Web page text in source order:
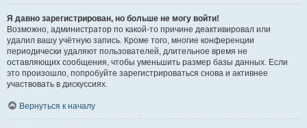
Я давно зарегистрирован, но больше не могу войти!
Возможно, администратор по какой-то причине деактивировал или
удалил вашу учётную запись. Кроме того, многие конференции
периодически удаляют пользователей, длительное время не
оставляющих сообщения, чтобы уменьшить размер базы данных. Если
это произошло, попробуйте зарегистрироваться снова и активнее
участвовать в дискуссиях.
Вернуться к началу